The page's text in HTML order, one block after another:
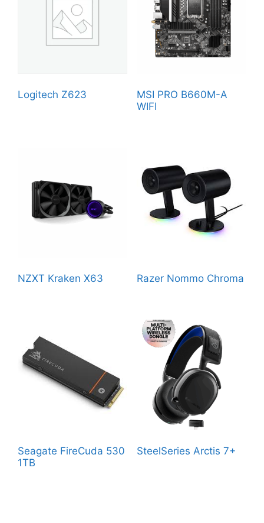
Logitech Z623
MSI PRO B660M-A
WIFI
NZXT Kraken X63 Razer Nommo Chroma
Seagate FireCuda 530
1TB
SteelSeries Arctis 7+